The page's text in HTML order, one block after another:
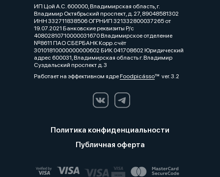
ИП Цой А.С. 600000, Владимирская область, г.
Владимир Октябрьский проспект, д. 27, 89048581302
ИНН 332711838506 ОГРНИП 321332800037265 от
19.07.2021 Банковские реквизиты Р/с
40802810710000031670 Владимирское отделение
№8611 ПАО СБЕРБАНК Корр.счёт
30101810000000000602 БИК 041708602 Юридический
адрес 600031, Владимирская область г. Владимир
Суздальский проспект д. 3
Работает на эффективном ядреFoodpicássover. 3.2
Политика конфиденциальности
Публичная оферта